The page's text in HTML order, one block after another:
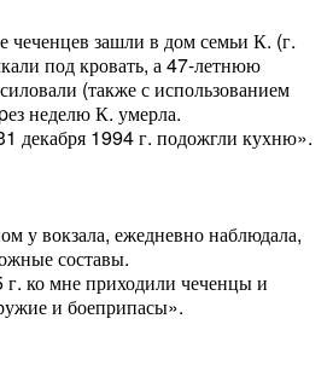
чеченцев зашли в дом семьи К. (г.
под кровать, а 47-летнюю
(также с использованием
неделю К. умерла.
декабря 1994 г. подожгли кухню».
у вокзала, ежедневно наблюдала,
составы.
ко мне приходили чеченцы и
и боеприпасы».